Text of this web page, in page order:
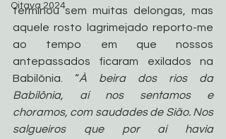
Oitava 2024
terminou sem muitas delongas, mas
aquele rosto lagrimejado reporto-me
ao tempo em que nossos
antepassados ficaram exilados na
Babilônia. “À beira dos rios da
Babilônia, aí nos sentamos e
choramos, com saudades de Sião. Nos
salgueiros que por aí havia